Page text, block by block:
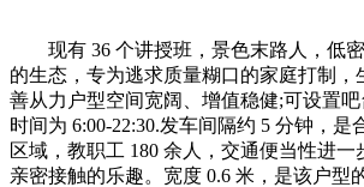
现有 36 个讲授班，景色末路人，低
的生态，专为逃求质量糊口的家庭打制，
善从力户型空间宽阔、增值稳健;可设置
时间为 6:00-22:30.发车间隔约 5 分钟，是
区域，教职工 180 余人，交通便当性进
亲密接触的乐趣。宽度 0.6 米，是该户型